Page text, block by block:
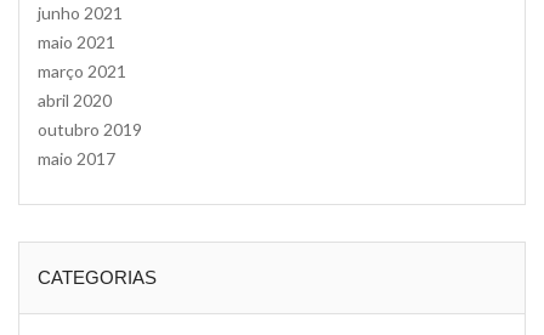
junho 2021
maio 2021
março 2021
abril 2020
outubro 2019
maio 2017
CATEGORIAS